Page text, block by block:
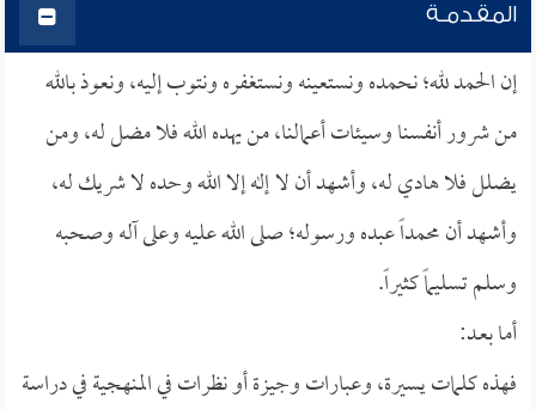
المقدمـة
إن الحمد لله؛ نحمده ونستعينه ونستغفره ونتوب إليه، ونعوذ بالله
من شرور أنفسنا وسيئات أعمالنا، من يهده الله فلا مضل له، ومن
يضلل فلا هادي له، وأشهد أن لا إله إلا الله وحده لا شريك له،
وأشهد أن محمداً عبده ورسوله؛ صلى الله عليه وعلى آله وصحبه
وسلم تسليماً كثيراً.
أما بعـد:
فهذه كلمات يسيرة، وعبارات وجيزة أو نظرات في المنهجية في دراسة